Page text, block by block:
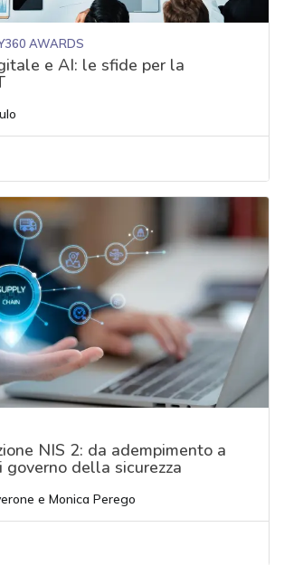
AWARDS
e AI: le sfide per la
NIS 2: da adempimento a
governo della sicurezza
e Monica Perego